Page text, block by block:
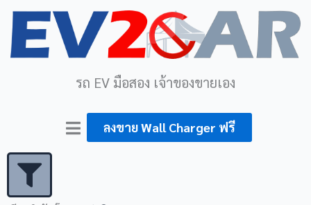
รถ EV มือสอง เจ้าของขายเอง
ลงขาย Wall Charger ฟรี